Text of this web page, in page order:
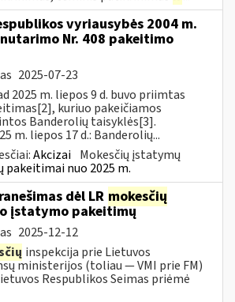
vyriausybės 2004 m.
Nr. 408 pakeitimo
2025-07-23
2025 m. liepos 9 d. buvo priimtas
kuriuo pakeičiamos
Banderolių taisyklės[3].
m. liepos 17 d.: Banderolių...
Akcizai Mokesčių įstatymų
pakeitimai nuo 2025 m.
dėl LR mokesčių
įstatymo pakeitimų
2025-12-12
inspekcija prie Lietuvos
ministerijos (toliau — VMI prie FM)
Respublikos Seimas priėmė